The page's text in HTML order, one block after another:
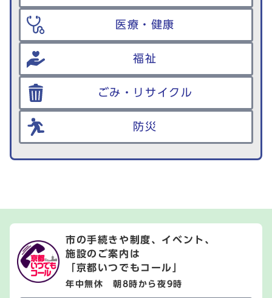
医療・健康
福祉
ごみ・リサイクル
防災
市の手続きや制度、イベント、
施設のご案内は
「京都いつでもコール」
年中無休 朝8時から夜9時